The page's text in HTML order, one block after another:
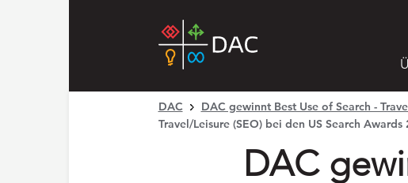
DAC DAC gewinnt Best Use of Search -
Travel/Leisure (SEO) bei den US Search Awards
DAC